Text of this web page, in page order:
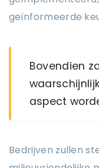
geïnformeerde
Bovendien
aspect
Bedrijven zullen